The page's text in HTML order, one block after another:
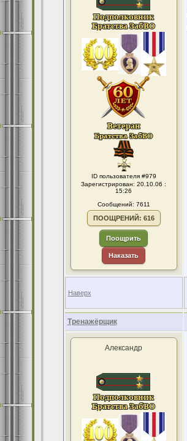
ID пользователя #979
Зарегистрирован: 20.10.06 :
15:26
Сообщений: 7611
ПООЩРЕНИЙ: 616
Поощрить
Наказать
Наверх
Тренажёрщик
Александр